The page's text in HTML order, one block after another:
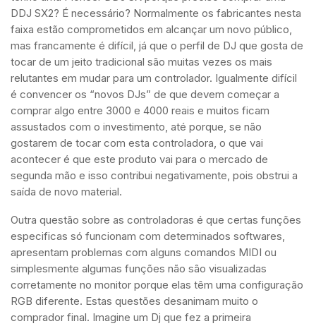
DDJ SX2? É necessário? Normalmente os fabricantes nesta
faixa estão comprometidos em alcançar um novo público,
mas francamente é difícil, já que o perfil de DJ que gosta de
tocar de um jeito tradicional são muitas vezes os mais
relutantes em mudar para um controlador. Igualmente difícil
é convencer os “novos DJs” de que devem começar a
comprar algo entre 3000 e 4000 reais e muitos ficam
assustados com o investimento, até porque, se não
gostarem de tocar com esta controladora, o que vai
acontecer é que este produto vai para o mercado de
segunda mão e isso contribui negativamente, pois obstrui a
saída de novo material.
Outra questão sobre as controladoras é que certas funções
especificas só funcionam com determinados softwares,
apresentam problemas com alguns comandos MIDI ou
simplesmente algumas funções não são visualizadas
corretamente no monitor porque elas têm uma configuração
RGB diferente. Estas questões desanimam muito o
comprador final. Imagine um Dj que fez a primeira